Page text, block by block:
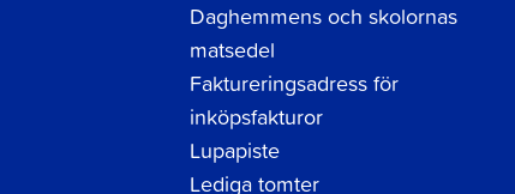
Daghemmens och skolornas
matsedel
Faktureringsadress för
inköpsfakturor
Lupapiste
Lediga tomter